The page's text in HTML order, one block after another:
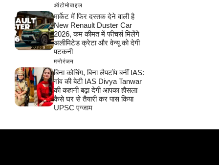
ऑटोमोबाइल
मार्केट में फिर दस्तक देने वाली है
New Renault Duster Car
2026, कम कीमत में फीचर्स मिलेंगे
अलीमिटेड क्रेटा और वेन्यू को देगी
पटकनी
मनोरंजन
बिना कोचिंग, बिना लैपटॉप बनीं IAS:
गांव की बेटी IAS Divya Tanwar
की कहानी बढ़ा देगी आपका हौसला
कैसे घर से तैयारी कर पास किया
UPSC एग्जाम